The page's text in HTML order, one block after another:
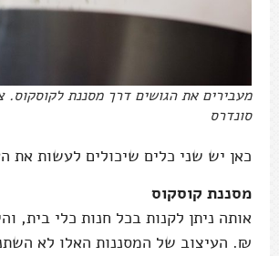
מעבירים את הגושים דרך מסננת לקוסקוס.
סונדרס
כאן יש שני כלים שיכולים לעשות את
מסננת קוסקוס
₪. העיצוב של המסננות האלו לא